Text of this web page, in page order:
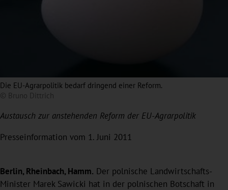
Die EU-Agrarpolitik bedarf dringend einer Reform.
© Bruno Dittrich
Austausch zur anstehenden Reform der EU-Agrarpolitik
Presseinformation vom 1. Juni 2011
Berlin, Rheinbach, Hamm. Der polnische Landwirtschafts-
Minister Marek Sawicki hat in der polnischen Botschaft in